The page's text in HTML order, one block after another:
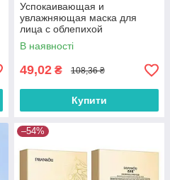
Успокаивающая и
увлажняющая маска для
лица с облепихой
FaYanKou,30 мл × 10 шт.
В наявності
49,02 ₴ 108,36 ₴
Купити
–54%